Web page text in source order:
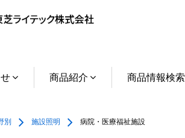
商品紹介 商品情報検索
別 施設照明 病院・医療福祉施設